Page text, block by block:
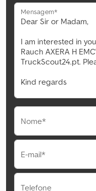
Mensagem*
Nome*
E-mail*
Telefone